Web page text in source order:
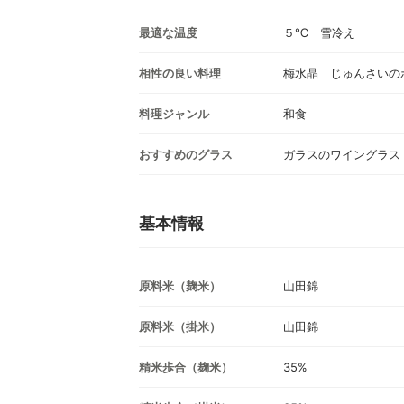
最適な温度 ５℃ 雪冷え
相性の良い料理 梅水晶 じゅんさいの
料理ジャンル 和食
おすすめのグラス ガラスのワイングラス
基本情報
原料米（麹米） 山田錦
原料米（掛米） 山田錦
精米歩合（麹米） 35%